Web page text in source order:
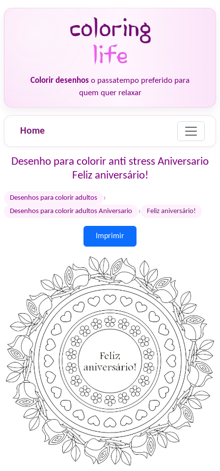
Colorir desenhos o passatempo preferido para
quem quer relaxar
Home
Desenho para colorir anti stress Aniversario
Feliz aniversário!
Desenhos para colorir adultos ›
Desenhos para colorir adultos Aniversario › Feliz aniversário!
Imprimir